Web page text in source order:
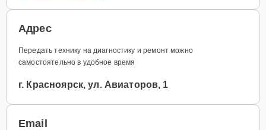
Адрес
Передать технику на диагностику и ремонт можно
самостоятельно в удобное время
г. Красноярск, ул. Авиаторов, 1
Email